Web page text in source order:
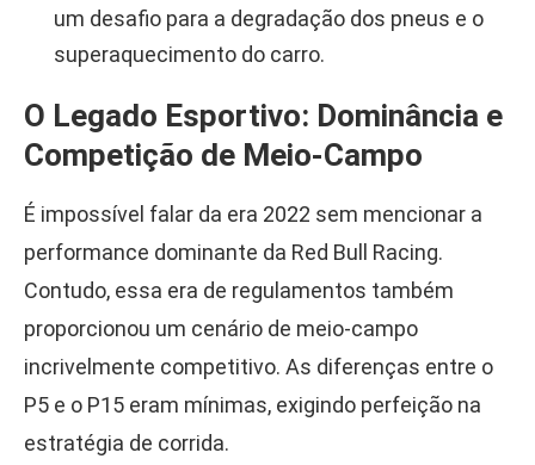
um desafio para a degradação dos pneus e o
superaquecimento do carro.
O Legado Esportivo: Dominância e
Competição de Meio-Campo
É impossível falar da era 2022 sem mencionar a
performance dominante da Red Bull Racing.
Contudo, essa era de regulamentos também
proporcionou um cenário de meio-campo
incrivelmente competitivo. As diferenças entre o
P5 e o P15 eram mínimas, exigindo perfeição na
estratégia de corrida.